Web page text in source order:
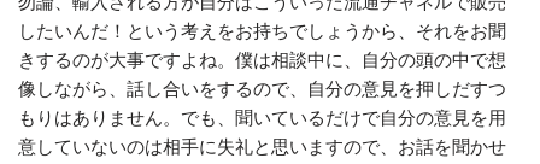
したいんだ！という考えをお持ちでしょうから、それをお聞
きするのが大事ですよね。僕は相談中に、自分の頭の中で想
像しながら、話し合いをするので、自分の意見を押しだすつ
もりはありません。でも、聞いているだけで自分の意見を用
意していないのは相手に失礼と思いますので、お話を聞かせ